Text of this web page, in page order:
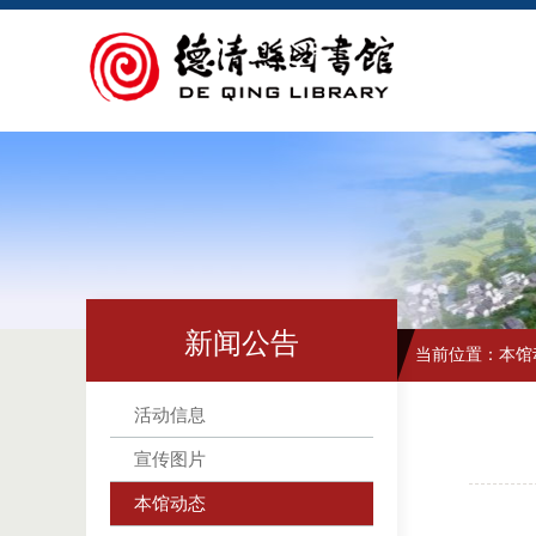
新闻公告
活动信息
宣传图片
本馆动态
当前位置： 本馆